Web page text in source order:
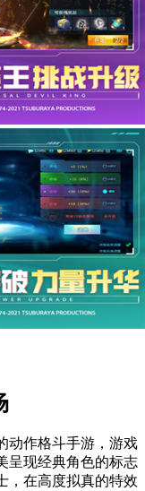
动作格斗手游，游戏
呈现经典角色的标志
，在高度拟真的特效